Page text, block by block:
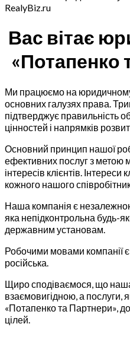
Вас вітає
«Потапенко
Ми працюємо на юридичному
основних галузях права.
підтверджує правильність
цінностей і напрямків
Основний принцип нашої
ефективних послуг з метою
інтересів клієнтів.
кожного нашого
Наша компанія є
яка непідконтрольна будь-
державним установам.
Робочими мовами компанії є
російська.
Щиро сподіваємося, що
взаємовигідною, а послуги,
«Потапенко та Партнери»,
цілей.